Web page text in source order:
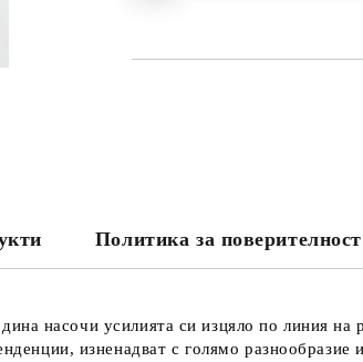
Политика за поверителност
насочи усилията си изцяло по линия
изненадват с голямо разнообразие